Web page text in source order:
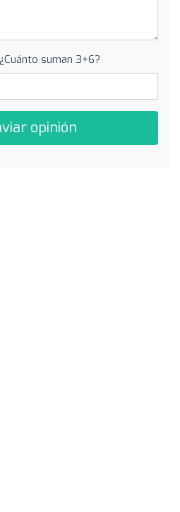
suman 3+6?
opinión